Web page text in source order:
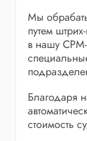
Мы
путем
в нашу СРМ-
Благодаря
стоимость